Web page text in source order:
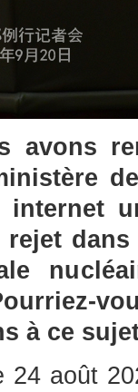
avons
dans
à ce
24 août